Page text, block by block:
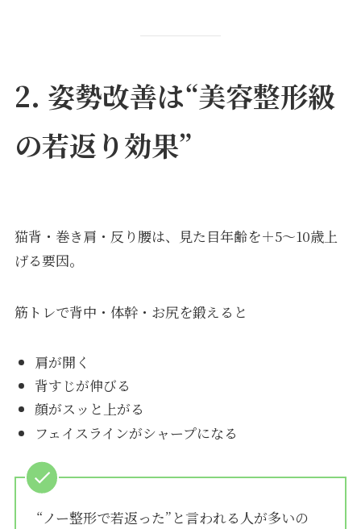
2. 姿勢改善は“美容整形級
の若返り効果”
猫背・巻き肩・反り腰は、見た目年齢を＋5〜10歳上
げる要因。
筋トレで背中・体幹・お尻を鍛えると
肩が開く
背すじが伸びる
顔がスッと上がる
フェイスラインがシャープになる
“ノー整形で若返った”と言われる人が多いの